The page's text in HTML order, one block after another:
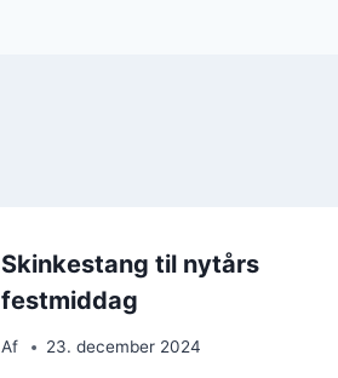
Skinkestang til nytårs
festmiddag
Af 23. december 2024